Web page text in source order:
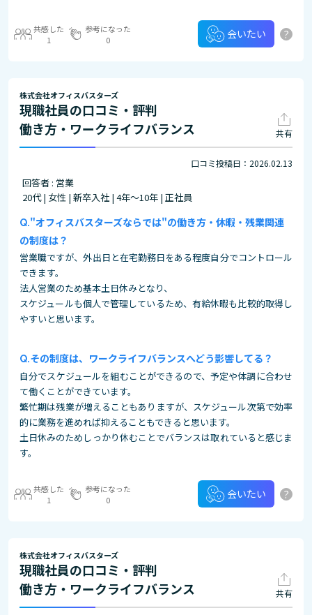
共感した
1
参考になった
0
会いたい ?
株式会社オフィスバスターズ
現職社員の口コミ・評判
働き方・ワークライフバランス
共有
口コミ投稿日：2026.02.13
回答者 : 営業
20代 | 女性 | 新卒入社 | 4年～10年 | 正社員
"オフィスバスターズならでは"の働き方・休暇・残業関連
の制度は？
営業職ですが、外出日と在宅勤務日をある程度自分でコントロール
できます。
法人営業のため基本土日休みとなり、
スケジュールも個人で管理しているため、有給休暇も比較的取得し
やすいと思います。
その制度は、ワークライフバランスへどう影響してる？
自分でスケジュールを組むことができるので、予定や体調に合わせ
て働くことができています。
繁忙期は残業が増えることもありますが、スケジュール次第で効率
的に業務を進めれば抑えることもできると思います。
土日休みのためしっかり休むことでバランスは取れていると感じま
す。
共感した
1
参考になった
0
会いたい ?
株式会社オフィスバスターズ
現職社員の口コミ・評判
働き方・ワークライフバランス
共有